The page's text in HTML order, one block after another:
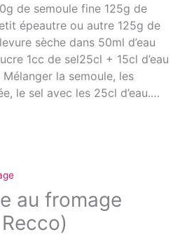
de semoule fine 125g de
épeautre ou autre 125g de
sèche dans 50ml d’eau
1cc de sel25cl + 15cl d’eau
Mélanger la semoule, les
le sel avec les 25cl d’eau.…
au fromage